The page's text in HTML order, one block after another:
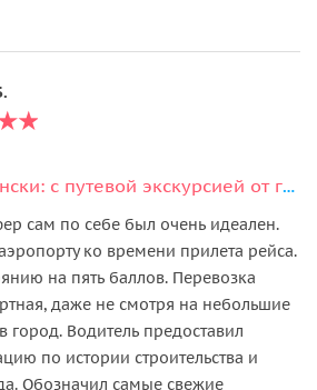
Трансфер по-бакински: с путевой экскурсией от гида-водителя (из/в аэропорт)
сам по себе был очень идеален.
ко времени прилета рейса.
на пять баллов. Перевозка
даже не смотря на небольшие
город. Водитель предоставил
по истории строительства и
Обозначил самые свежие